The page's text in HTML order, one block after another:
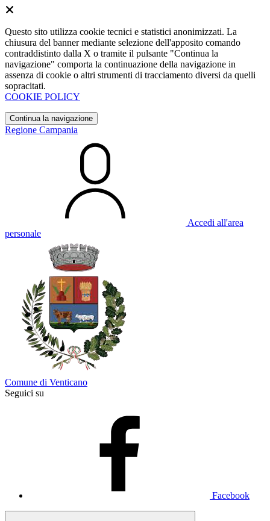
Questo sito utilizza cookie tecnici e statistici anonimizzati. La
chiusura del banner mediante selezione dell'apposito comando
contraddistinto dalla X o tramite il pulsante "Continua la
navigazione" comporta la continuazione della navigazione in
assenza di cookie o altri strumenti di tracciamento diversi da quelli
sopracitati.
COOKIE POLICY
Continua la navigazione
Regione Campania
Accedi all'area
personale
Comune di Venticano
Seguici su
Facebook